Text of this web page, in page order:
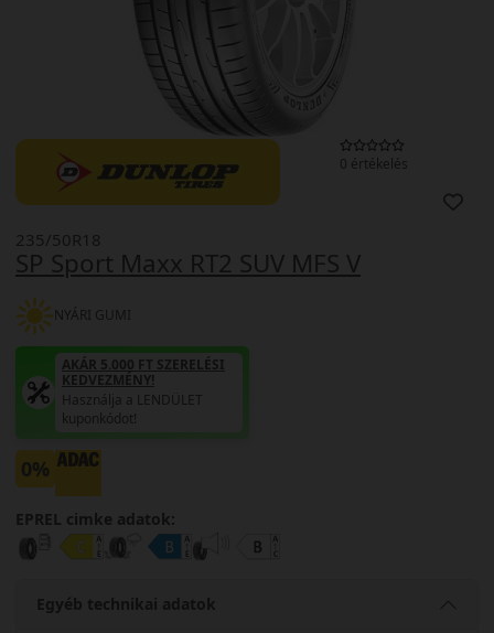
0 értékelés
SP Sport Maxx RT2 SUV MFS V
235/50R18
NYÁRI GUMI
AKÁR 5.000 FT SZERELÉSI
KEDVEZMÉNY!
Használja a LENDÜLET
kuponkódot!
0%
EPREL cimke adatok:
Egyéb technikai adatok